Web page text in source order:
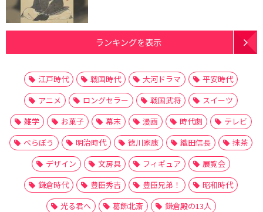
ランキングを表示
江戸時代 戦国時代 大河ドラマ
平安時代
アニメ
ロングセラー 戦国武将
スイーツ
雑学
お菓子 幕末 漫画 時代劇
テレビ
べらぼう
明治時代 徳川家康 織田信長
抹茶
デザイン
文房具 フィギュア
展覧会
鎌倉時代
豊臣秀吉 豊臣兄弟！
昭和時代
光る君へ
葛飾北斎 鎌倉殿の13人